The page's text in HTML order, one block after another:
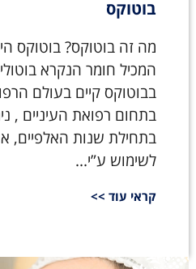
בוטוקס
מה זה בוטוקס? בוטוקס
המכיל חומר הנקרא
בתחום רפואת העיניים ,
בתחילת שנות האלפיים,
לשימוש ע”י...
קראי עוד >>